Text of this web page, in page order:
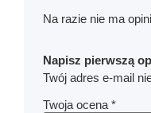
Na razie nie ma
Napisz pierwszą
Twój adres e-mail
Twoja ocena *